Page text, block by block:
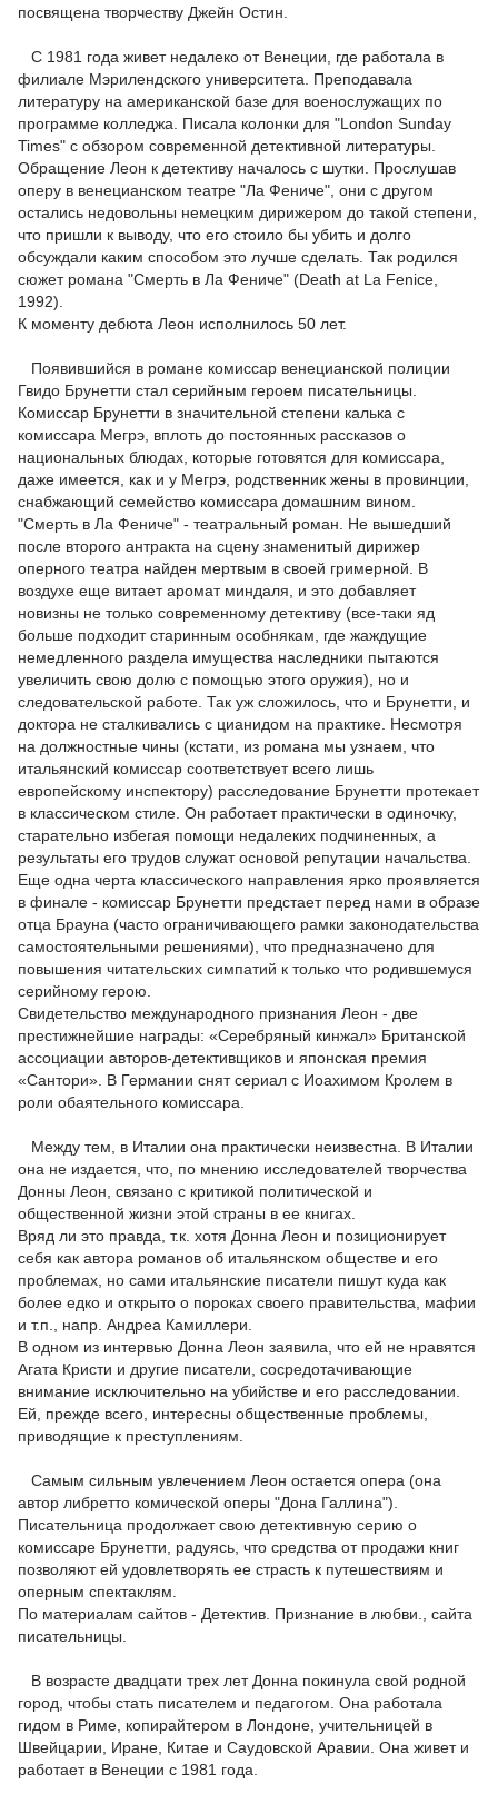
посвящена творчеству Джейн Остин.
С 1981 года живет недалеко от Венеции, где работала в
филиале Мэрилендского университета. Преподавала
литературу на американской базе для военослужащих по
программе колледжа. Писала колонки для "London Sunday
Times" с обзором современной детективной литературы.
Обращение Леон к детективу началось с шутки. Прослушав
оперу в венецианском театре "Ла Фениче", они с другом
остались недовольны немецким дирижером до такой степени,
что пришли к выводу, что его стоило бы убить и долго
обсуждали каким способом это лучше сделать. Так родился
сюжет романа "Смерть в Ла Фениче" (Death at La Fenice,
1992).
К моменту дебюта Леон исполнилось 50 лет.
Появившийся в романе комиссар венецианской полиции
Гвидо Брунетти стал серийным героем писательницы.
Комиссар Брунетти в значительной степени калька с
комиссара Мегрэ, вплоть до постоянных рассказов о
национальных блюдах, которые готовятся для комиссара,
даже имеется, как и у Мегрэ, родственник жены в провинции,
снабжающий семейство комиссара домашним вином.
"Смерть в Ла Фениче" - театральный роман. Не вышедший
после второго антракта на сцену знаменитый дирижер
оперного театра найден мертвым в своей гримерной. В
воздухе еще витает аромат миндаля, и это добавляет
новизны не только современному детективу (все-таки яд
больше подходит старинным особнякам, где жаждущие
немедленного раздела имущества наследники пытаются
увеличить свою долю с помощью этого оружия), но и
следовательской работе. Так уж сложилось, что и Брунетти, и
доктора не сталкивались с цианидом на практике. Несмотря
на должностные чины (кстати, из романа мы узнаем, что
итальянский комиссар соответствует всего лишь
европейскому инспектору) расследование Брунетти протекает
в классическом стиле. Он работает практически в одиночку,
старательно избегая помощи недалеких подчиненных, а
результаты его трудов служат основой репутации начальства.
Еще одна черта классического направления ярко проявляется
в финале - комиссар Брунетти предстает перед нами в образе
отца Брауна (часто ограничивающего рамки законодательства
самостоятельными решениями), что предназначено для
повышения читательских симпатий к только что родившемуся
серийному герою.
Свидетельство международного признания Леон - две
престижнейшие награды: «Серебряный кинжал» Британской
ассоциации авторов-детективщиков и японская премия
«Сантори». В Германии снят сериал с Иоахимом Кролем в
роли обаятельного комиссара.
Между тем, в Италии она практически неизвестна. В Италии
она не издается, что, по мнению исследователей творчества
Донны Леон, связано с критикой политической и
общественной жизни этой страны в ее книгах.
Вряд ли это правда, т.к. хотя Донна Леон и позиционирует
себя как автора романов об итальянском обществе и его
проблемах, но сами итальянские писатели пишут куда как
более едко и открыто о пороках своего правительства, мафии
и т.п., напр. Андреа Камиллери.
В одном из интервью Донна Леон заявила, что ей не нравятся
Агата Кристи и другие писатели, сосредотачивающие
внимание исключительно на убийстве и его расследовании.
Ей, прежде всего, интересны общественные проблемы,
приводящие к преступлениям.
Самым сильным увлечением Леон остается опера (она
автор либретто комической оперы "Дона Галлина").
Писательница продолжает свою детективную серию о
комиссаре Брунетти, радуясь, что средства от продажи книг
позволяют ей удовлетворять ее страсть к путешествиям и
оперным спектаклям.
По материалам сайтов - Детектив. Признание в любви., сайта
писательницы.
В возрасте двадцати трех лет Донна покинула свой ​​родной
город, чтобы стать писателем и педагогом. Она работала
гидом в Риме, копирайтером в Лондоне, учительницей в
Швейцарии, Иране, Китае и Саудовской Аравии. Она живет и
работает в Венеции с 1981 года.